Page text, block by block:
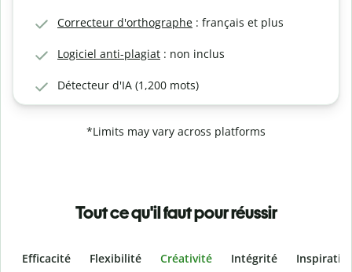
Correcteur d'orthographe : français et plus
Logiciel anti-plagiat : non inclus
Détecteur d'IA (1,200 mots)
*Limits may vary across platforms
Tout ce qu'il faut pour réussir
Efficacité Flexibilité Créativité Intégrité